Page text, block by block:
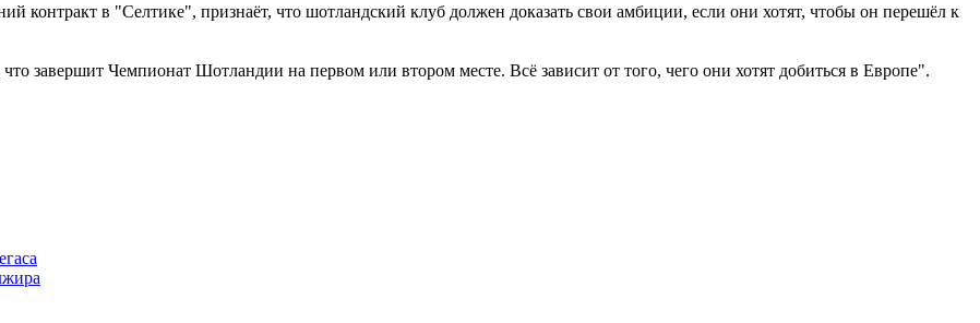
контракт в "Селтике", признаёт, что шотландский клуб должен доказать свои амбиции, если они хотят, чтобы он перешёл к
завершит Чемпионат Шотландии на первом или втором месте. Всё зависит от того, чего они хотят добиться в Европе".